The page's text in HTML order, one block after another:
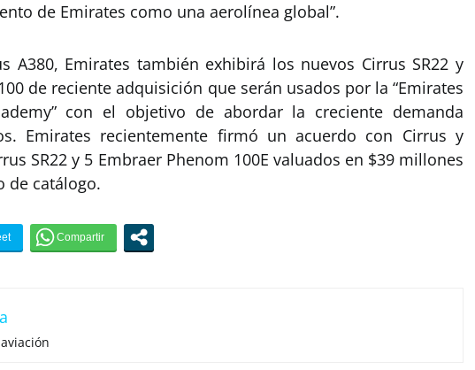
de Emirates como una aerolínea global”.
A380, Emirates también exhibirá los nuevos Cirrus SR22 y
de reciente adquisición que serán usados por la “Emirates
con el objetivo de abordar la creciente demanda
Emirates recientemente firmó un acuerdo con Cirrus y
SR22 y 5 Embraer Phenom 100E valuados en $39 millones
de catálogo.